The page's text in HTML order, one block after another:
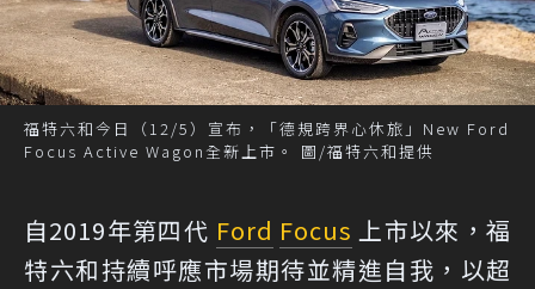
福特六和今日（12/5）宣布，「德規跨界心休旅」New Ford
Focus Active Wagon全新上市。 圖/福特六和提供
自2019年第四代 Ford Focus 上市以來，福
特六和持續呼應市場期待並精進自我，以超